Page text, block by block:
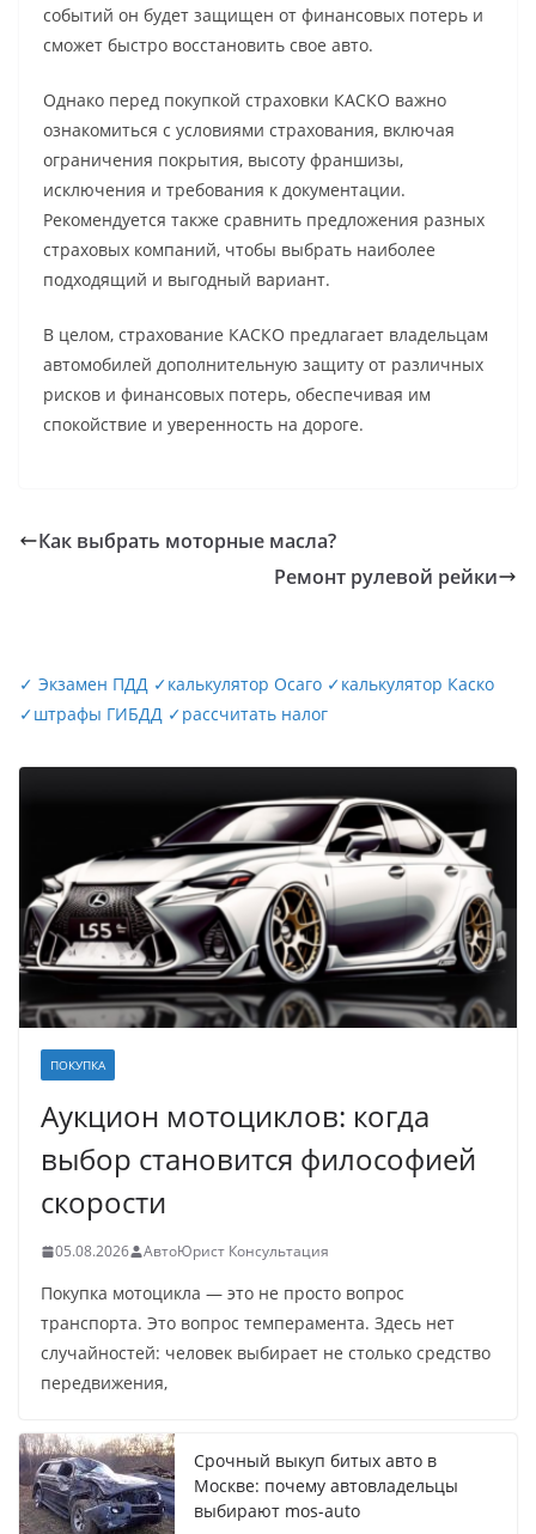
событий он будет защищен от финансовых потерь и
сможет быстро восстановить свое авто.
Однако перед покупкой страховки КАСКО важно
ознакомиться с условиями страхования, включая
ограничения покрытия, высоту франшизы,
исключения и требования к документации.
Рекомендуется также сравнить предложения разных
страховых компаний, чтобы выбрать наиболее
подходящий и выгодный вариант.
В целом, страхование КАСКО предлагает владельцам
автомобилей дополнительную защиту от различных
рисков и финансовых потерь, обеспечивая им
спокойствие и уверенность на дороге.
Как выбрать моторные масла?
Ремонт рулевой рейки
✓ Экзамен ПДД ✓калькулятор Осаго ✓калькулятор Каско
✓штрафы ГИБДД ✓рассчитать налог
ПОКУПКА
Аукцион мотоциклов: когда
выбор становится философией
скорости
05.08.2026 АвтоЮрист Консультация
Покупка мотоцикла — это не просто вопрос
транспорта. Это вопрос темперамента. Здесь нет
случайностей: человек выбирает не столько средство
передвижения,
Срочный выкуп битых авто в
Москве: почему автовладельцы
выбирают mos-auto